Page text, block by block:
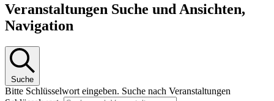
Veranstaltungen Suche und Ansichten,
Navigation
Suche
Bitte Schlüsselwort eingeben. Suche nach Veranstaltungen